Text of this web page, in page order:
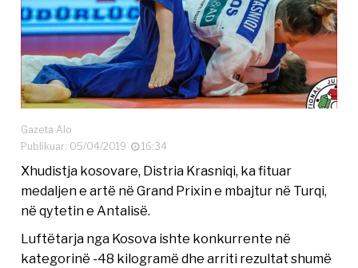
Gazeta Alo
Publikuar: 05/04/2019
16:34
Xhudistja kosovare, Distria Krasniqi, ka fituar
medaljen e artë në Grand Prixin e mbajtur në Turqi,
në qytetin e Antalisë.
Luftëtarja nga Kosova ishte konkurrente në
kategorinë -48 kilogramë dhe arriti rezultat shumë